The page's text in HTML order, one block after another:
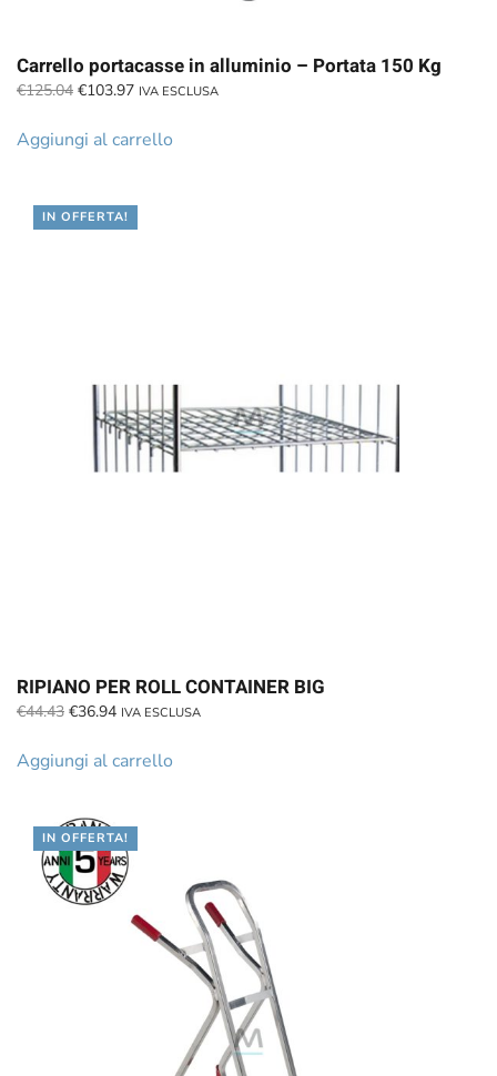
Carrello portacasse in alluminio – Portata 150 Kg
€125.04 Il
originale
€103.97Il
attuale
IVA ESCLUSA
Aggiungi al carrello
IN OFFERTA!
RIPIANO PER ROLL CONTAINER BIG
€44.43 Il
originale
€36.94Il
attuale
IVA ESCLUSA
Aggiungi al carrello
IN OFFERTA!